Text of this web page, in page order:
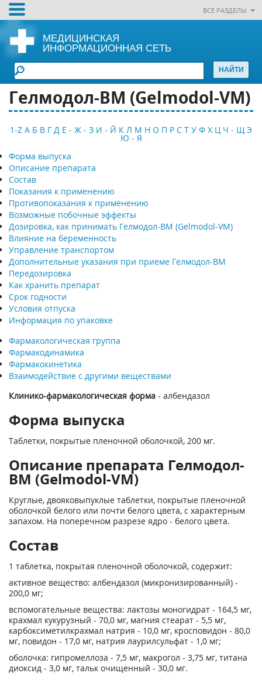
ВСЕ РАЗДЕЛЫ
МЕДИЦИНСКАЯ
ИНФОРМАЦИОННАЯ СЕТЬ
Гелмодол-ВМ (Gelmodol-VM)
1-Z А Б В Г Д Е - Ж - З И - Й К Л М Н О П Р С Т У Ф Х Ц Ч - Щ Э
Ю - Я
Форма выпуска
Описание препарата
Состав
Показания к применению
Противопоказания к применению
Возможные побочные эффекты
Дозировка, как принимать Гелмодол-ВМ (Gelmodol-VM)
Влияние на беременность
Управление транспортом
Дополнительные указания при приеме Гелмодол-ВМ
Передозировка
Как хранить препарат
Срок годности
Условия отпуска
Информация по упаковке
Фармакологическая группа
Фармакодинамика
Фармакокинетика
Взаимодействие с другими веществами
Клинико-фармакологическая форма - албендазол
Форма выпуска
Таблетки, покрытые пленочной оболочкой, 200 мг.
Описание препарата Гелмодол-
ВМ (Gelmodol-VM)
Круглые, двояковыпуклые таблетки, покрытые пленочной
оболочкой белого или почти белого цвета, с характерным
запахом. На поперечном разрезе ядро - белого цвета.
Состав
1 таблетка, покрытая пленочной оболочкой, содержит:
активное вещество: албендазол (микронизированный) -
200,0 мг;
вспомогательные вещества: лактозы моногидрат - 164,5 мг,
крахмал кукурузный - 70,0 мг, магния стеарат - 5,5 мг,
карбоксиметилкрахмал натрия - 10,0 мг, кросповидон - 80,0
мг, повидон - 17,0 мг, натрия лаурилсульфат - 1,0 мг;
оболочка: гипромеллоза - 7,5 мг, макрогол - 3,75 мг, титана
диоксид - 3,0 мг, тальк очищенный - 30,0 мг.